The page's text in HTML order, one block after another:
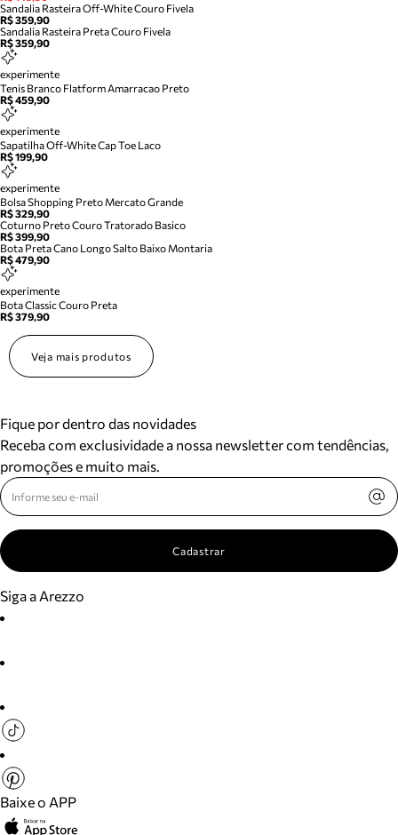
Sandalia Rasteira Off-White Couro Fivela
R$ 359,90
Sandalia Rasteira Preta Couro Fivela
R$ 359,90
experimente
Tenis Branco Flatform Amarracao Preto
R$ 459,90
experimente
Sapatilha Off-White Cap Toe Laco
R$ 199,90
experimente
Bolsa Shopping Preto Mercato Grande
R$ 329,90
Coturno Preto Couro Tratorado Basico
R$ 399,90
Bota Preta Cano Longo Salto Baixo Montaria
R$ 479,90
experimente
Bota Classic Couro Preta
R$ 379,90
Veja mais produtos
Fique por dentro das novidades
Receba com exclusividade a nossa newsletter com tendências,
promoções e muito mais.
Cadastrar
Siga a Arezzo
Baixe o APP